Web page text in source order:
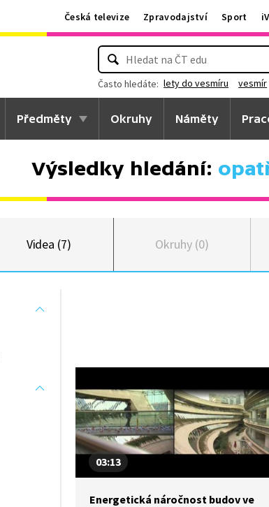
Česká televize Zpravodajství Sport
Často hledáte: lety do vesmíru vesmír
Předměty Okruhy Náměty
Výsledky hledání:
Videa (7) Okruhy (0)
03:13
Energetická náročnost budov ve